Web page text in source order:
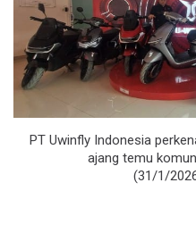
PT Uwinfly Indonesia
ajang temu
(31/1/